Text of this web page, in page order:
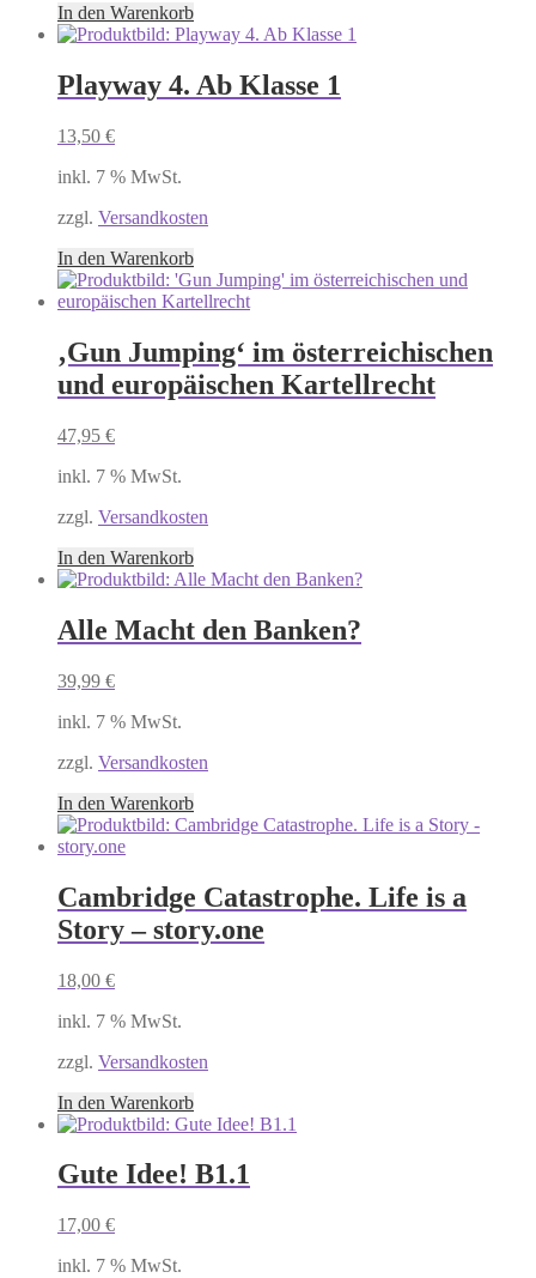
In den Warenkorb
Playway 4. Ab Klasse 1
13,50 €
inkl. 7 % MwSt.
zzgl. Versandkosten
In den Warenkorb
‚Gun Jumping‘ im österreichischen
und europäischen Kartellrecht
47,95 €
inkl. 7 % MwSt.
zzgl. Versandkosten
In den Warenkorb
Alle Macht den Banken?
39,99 €
inkl. 7 % MwSt.
zzgl. Versandkosten
In den Warenkorb
Cambridge Catastrophe. Life is a
Story – story.one
18,00 €
inkl. 7 % MwSt.
zzgl. Versandkosten
In den Warenkorb
Gute Idee! B1.1
17,00 €
inkl. 7 % MwSt.